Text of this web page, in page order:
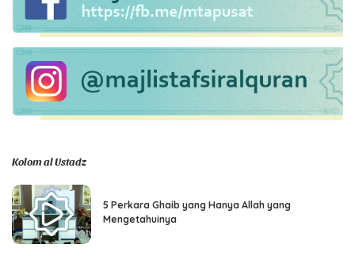
Kolom al Ustadz
5 Perkara Ghaib yang Hanya Allah yang
Mengetahuinya